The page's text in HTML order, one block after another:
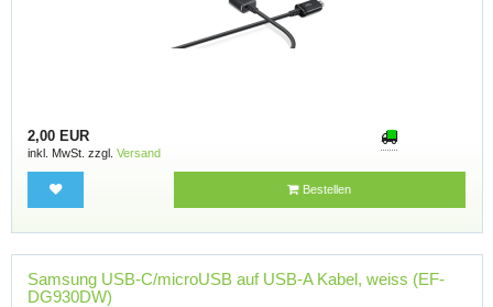
2,00 EUR
inkl. MwSt. zzgl. Versand
Bestellen
Samsung USB-C/microUSB auf USB-A Kabel, weiss (EF-
DG930DW)